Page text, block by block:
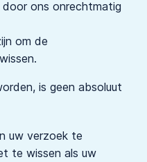
ons onrechtmatig
om de
is geen absoluut
uw verzoek te
te wissen als uw